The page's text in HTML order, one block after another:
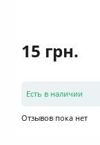
15 грн.
Есть в наличии
Отзывов пока нет